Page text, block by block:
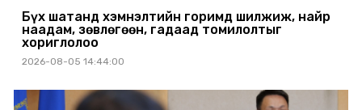
Бүх шатанд хэмнэлтийн горимд шилжиж, найр
наадам, зөвлөгөөн, гадаад томилолтыг
хориглолоо
2026-08-05 14:44:00